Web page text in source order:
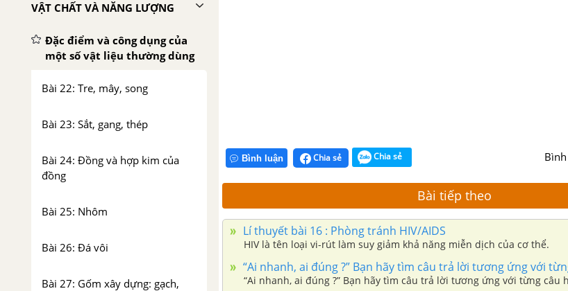
VẬT CHẤT VÀ NĂNG LƯỢNG
Đặc điểm và công dụng của
một số vật liệu thường dùng
Bài 22: Tre, mây, song
Bài 23: Sắt, gang, thép
Bài 24: Đồng và hợp kim của
đồng
Bài 25: Nhôm
Bài 26: Đá vôi
Bài 27: Gốm xây dựng: gạch,
Bình luận Chia sẻ Chia sẻ
Bài tiếp theo
Lí thuyết bài 16 : Phòng tránh HIV/AIDS
HIV là tên loại vi-rút làm suy giảm khả năng miễn dịch của cơ thể.
“Ai nhanh, ai đúng ?” Bạn hãy tìm câu trả lời tương ứng với
“Ai nhanh, ai đúng ?” Bạn hãy tìm câu trả lời tương ứng với từng câu